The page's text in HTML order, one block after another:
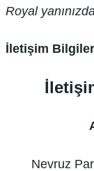
Royal
İletişim
Nevruz